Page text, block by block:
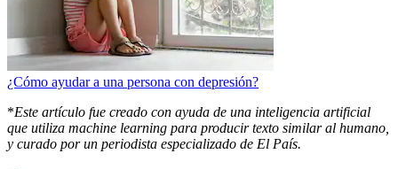
¿Cómo ayudar a una persona con depresión?
*Este artículo fue creado con ayuda de una inteligencia artificial
que utiliza machine learning para producir texto similar al humano,
y curado por un periodista especializado de El País.